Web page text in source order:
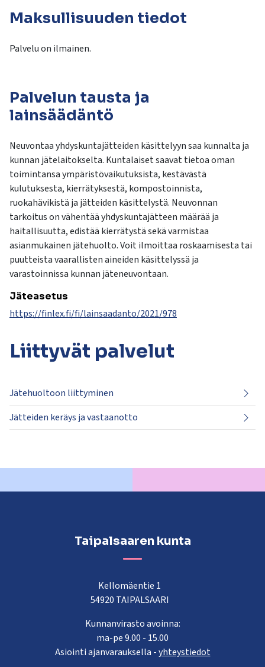
Maksullisuuden tiedot
Palvelu on ilmainen.
Palvelun tausta ja
lainsäädäntö
Neuvontaa yhdyskuntajätteiden käsittelyyn saa kunnalta ja
kunnan jätelaitokselta. Kuntalaiset saavat tietoa oman
toimintansa ympäristövaikutuksista, kestävästä
kulutuksesta, kierrätyksestä, kompostoinnista,
ruokahävikistä ja jätteiden käsittelystä. Neuvonnan
tarkoitus on vähentää yhdyskuntajätteen määrää ja
haitallisuutta, edistää kierrätystä sekä varmistaa
asianmukainen jätehuolto. Voit ilmoittaa roskaamisesta tai
puutteista vaarallisten aineiden käsittelyssä ja
varastoinnissa kunnan jäteneuvontaan.
Jäteasetus
https://finlex.fi/fi/lainsaadanto/2021/978
Liittyvät palvelut
Jätehuoltoon liittyminen
Jätteiden keräys ja vastaanotto
Taipalsaaren kunta
Kellomäentie 1
54920 TAIPALSAARI
Kunnanvirasto avoinna:
ma-pe 9.00 - 15.00
Asiointi ajanvarauksella -yhteystiedot